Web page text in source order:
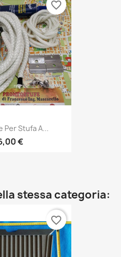
Per Stufa A...
€
favorite_border
stessa categoria:
favorite_border